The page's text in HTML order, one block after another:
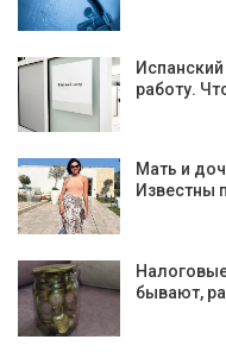
работу.
Мать и
Известны
бывают,